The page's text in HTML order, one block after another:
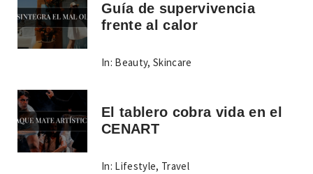
Guía de supervivencia
frente al calor
In: Beauty,Skincare
El tablero cobra vida en el
CENART
In: Lifestyle, Travel